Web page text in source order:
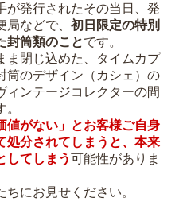
が発行されたその当日、発
などで、 初日限定の特別
封筒類のことです。
ま閉じ込めた、タイムカプ
筒のデザイン（カシェ）の
ィンテージコレクターの間
値がない」とお客様ご自身
処分されてしまうと、本来
してしまう可能性がありま
にお見せください。